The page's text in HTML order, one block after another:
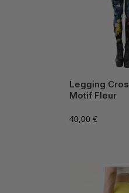
Legging
Motif Fleur
40,00 €